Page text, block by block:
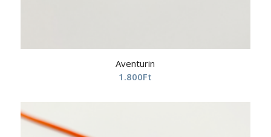
Aventurin
1.800Ft